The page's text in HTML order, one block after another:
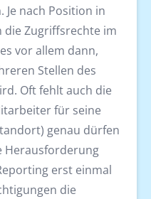
Je nach Position in
die Zugriffsrechte im
vor allem dann,
Stellen des
Oft fehlt auch die
für seine
genau dürfen
Herausforderung
erst einmal
die